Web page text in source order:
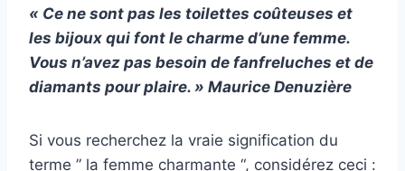
« Ce ne sont pas les toilettes coûteuses et
les bijoux qui font le charme d’une femme.
Vous n’avez pas besoin de fanfreluches et de
diamants pour plaire. » Maurice Denuzière
Si vous recherchez la vraie signification du
terme ” la femme charmante “, considérez ceci :